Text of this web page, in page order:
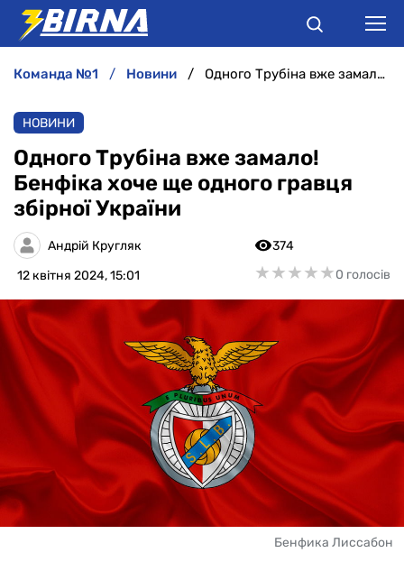
АНАЛІТИКА
ІНТЕРВ'Ю
РІЗНЕ
команда №1 новини Одного Трубіна вже замало! Бенфіка хоче ще одного гравця збірної України
НОВИНИ
Одного Трубіна вже замало!
Бенфіка хоче ще одного гравця
збірної України
Андрій Кругляк
12 квітня 2024, 15:01
374
★★★★★
★★★★★0 голосів
Бенфика Лиссабон